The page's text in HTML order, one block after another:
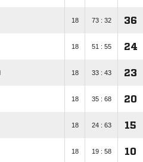
18 73 : 32 36
18 51 : 55 24
18 33 : 43 23
18 35 : 68 20
18 24 : 63 15
18 19 : 58 10